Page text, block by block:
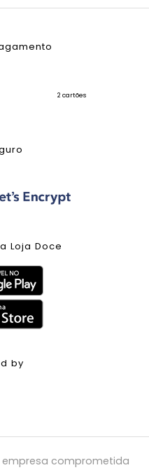
2 cartões
Loja Doce
by
empresa comprometida